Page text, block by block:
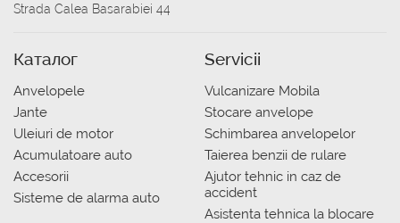
Strada Calea Basarabiei 44
Каталог
Anvelopele
Jante
Uleiuri de motor
Acumulatoare auto
Accesorii
Sisteme de alarma auto
Servicii
Vulcanizare Mobila
Stocare anvelope
Schimbarea anvelopelor
Taierea benzii de rulare
Ajutor tehnic in caz de
accident
Asistenta tehnica la blocare